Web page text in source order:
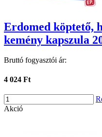
Erdomed köptető,
kemény kapszula
Bruttó fogyasztói ár:
4 024 Ft
Akció